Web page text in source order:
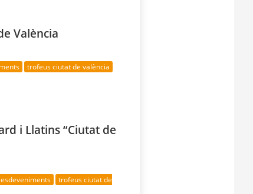
València
trofeus ciutat de valència
i Llatins “Ciutat de
trofeus ciutat de